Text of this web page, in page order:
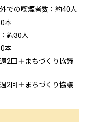
での喫煙者数：約40人
本
約30人
本
2回＋まちづくり協議
2回＋まちづくり協議